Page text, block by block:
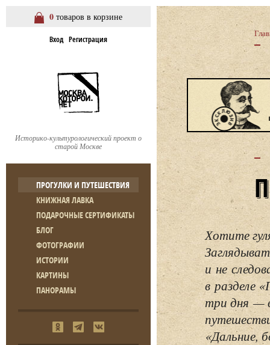
0 товаров в корзине
Вход Регистрация
Историко-культурологический проект о
старой Москве
ПРОГУЛКИ И ПУТЕШЕСТВИЯ
КНИЖНАЯ ЛАВКА
ПОДАРОЧНЫЕ СЕРТИФИКАТЫ
БЛОГ
ФОТОГРАФИИ
ИСТОРИИ
КАРТИНЫ
ПАНОРАМЫ
Хотите
и не
в разделе
три дня —
«Дальние,